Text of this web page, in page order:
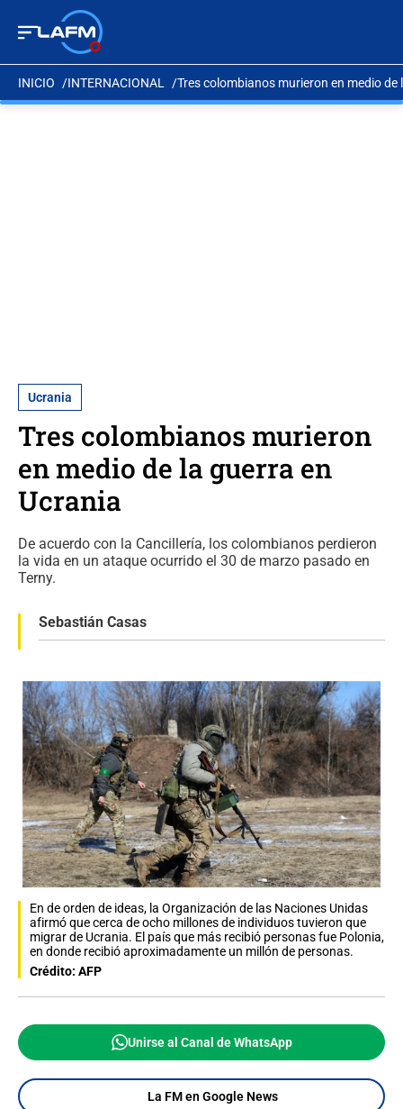
INICIO INTERNACIONAL Tres colombianos murieron en medio de
Ucrania
Tres colombianos murieron
en medio de la guerra en
Ucrania
De acuerdo con la Cancillería, los colombianos perdieron
la vida en un ataque ocurrido el 30 de marzo pasado en
Terny.
Sebastián Casas
En de orden de ideas, la Organización de las Naciones Unidas
afirmó que cerca de ocho millones de individuos tuvieron que
migrar de Ucrania. El país que más recibió personas fue Polonia,
en donde recibió aproximadamente un millón de personas.
Crédito: AFP
Unirse al Canal de WhatsApp
La FM en Google News